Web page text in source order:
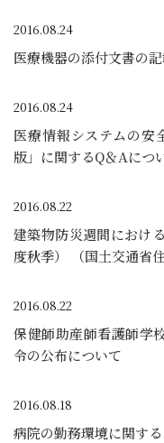
2016.08.24
医療機器の添付文書の
2016.08.24
医療情報システムの
版」に関するQ＆Aにつ
2016.08.22
建築物防災週間におけ
度秋季） （国土交通省
2016.08.22
保健師助産師看護師学
令の公布について
2016.08.18
病院の勤務環境に関す